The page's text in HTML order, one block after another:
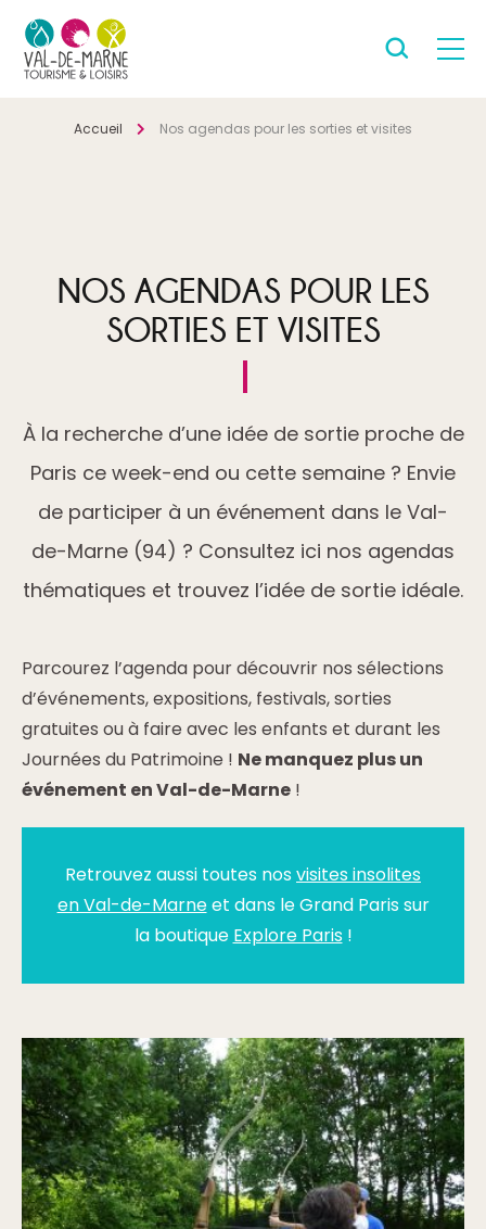
Accueil Nos agendas pour les sorties et visites
NOS AGENDAS POUR LES
SORTIES ET VISITES
À la recherche d’une idée de sortie proche de
Paris ce week-end ou cette semaine ? Envie
de participer à un événement dans le Val-
de-Marne (94) ? Consultez ici nos agendas
thématiques et trouvez l’idée de sortie idéale.
Parcourez l’agenda pour découvrir nos sélections
d’événements, expositions, festivals, sorties
gratuites ou à faire avec les enfants et durant les
Journées du Patrimoine ! Ne manquez plus un
événement en Val-de-Marne !
Retrouvez aussi toutes nosvisites insolites
en Val-de-Marneet dans le Grand Paris sur
la boutique Explore Paris!